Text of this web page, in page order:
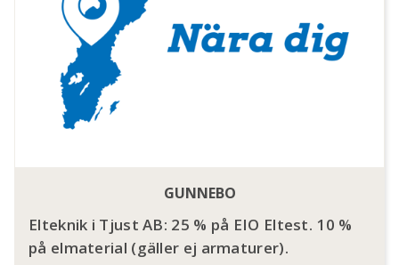
GUNNEBO
Elteknik i Tjust AB: 25 % på EIO Eltest. 10 %
på elmaterial (gäller ej armaturer).